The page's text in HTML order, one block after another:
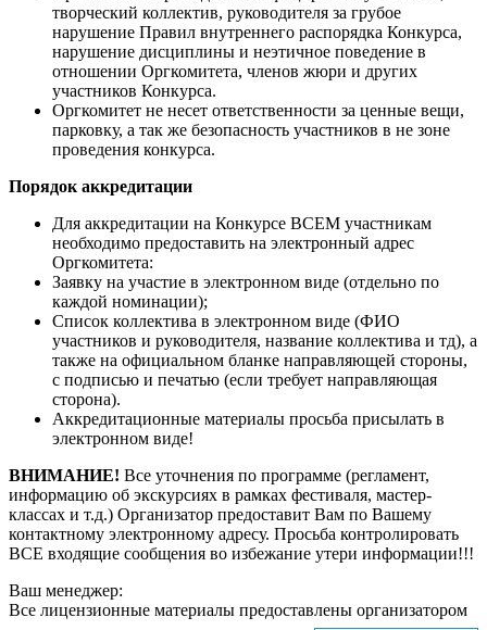
творческий коллектив, руководителя за грубое
нарушение Правил внутреннего распорядка Конкурса,
нарушение дисциплины и неэтичное поведение в
отношении Оргкомитета, членов жюри и других
участников Конкурса.
Оргкомитет не несет ответственности за ценные вещи,
парковку, а так же безопасность участников в не зоне
проведения конкурса.
Порядок аккредитации
Для аккредитации на Конкурсе ВСЕМ участникам
необходимо предоставить на электронный адрес
Оргкомитета:
Заявку на участие в электронном виде (отдельно по
каждой номинации);
Список коллектива в электронном виде (ФИО
участников и руководителя, название коллектива и тд), а
также на официальном бланке направляющей стороны,
с подписью и печатью (если требует направляющая
сторона).
Аккредитационные материалы просьба присылать в
электронном виде!
ВНИМАНИЕ! Все уточнения по программе (регламент,
информацию об экскурсиях в рамках фестиваля, мастер-
классах и т.д.) Организатор предоставит Вам по Вашему
контактному электронному адресу. Просьба контролировать
ВСЕ входящие сообщения во избежание утери информации!!!
Ваш менеджер:
Все лицензионные материалы предоставлены организатором